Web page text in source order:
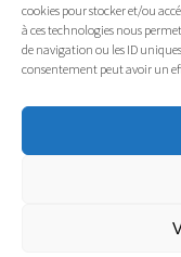
cookies pour stocker et/ou
à ces technologies nous
de navigation ou les ID
consentement peut avoir un
Tél. 04 50